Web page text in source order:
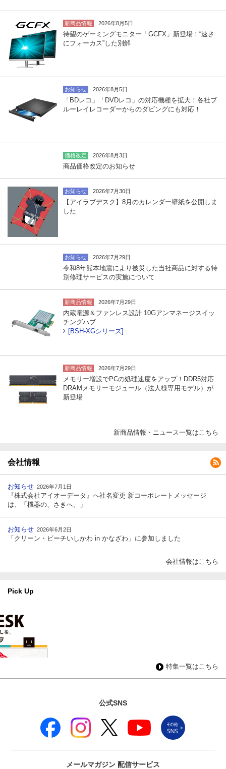
新商品情報 2026年8月5日
待望のゲーミングモニター「GCFX」新登場！“速さ
にフォーカス”した別解
お知らせ 2026年8月5日
「BDレコ」「DVDレコ」の対応機種を拡大！各社ブ
ルーレイレコーダーからのダビングにも対応！
価格改定 2026年8月3日
商品価格改定のお知らせ
お知らせ 2026年7月30日
【アイラブデスク】8月のカレンダー壁紙を公開しま
した
お知らせ 2026年7月29日
令和8年熊本地震により被災した当社商品に対する特
別修理サービスの実施について
新商品情報 2026年7月29日
内蔵電源＆ファンレス設計 10Gアンマネージスイッ
チングハブ
[BSH-XGシリーズ]
新商品情報 2026年7月29日
メモリー増設でPCの処理速度をアップ！DDR5対応
DRAMメモリーモジュール（法人様専用モデル）が
新登場
新商品情報・ニュース一覧はこちら
会社情報
お知らせ 2026年7月1日
『株式会社アイオーデータ』へ社名変更 新コーポレートメッセージ
は、「機器の、さきへ。」
お知らせ 2026年6月2日
「クリーン・ビーチいしかわ in かなざわ」に参加しました
会社情報はこちら
Pick Up
特集一覧はこちら
公式SNS
メールマガジン 配信サービス